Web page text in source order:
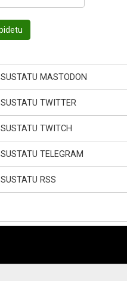
SUSTATU MASTODON
SUSTATU TWITTER
SUSTATU TWITCH
SUSTATU TELEGRAM
SUSTATU RSS